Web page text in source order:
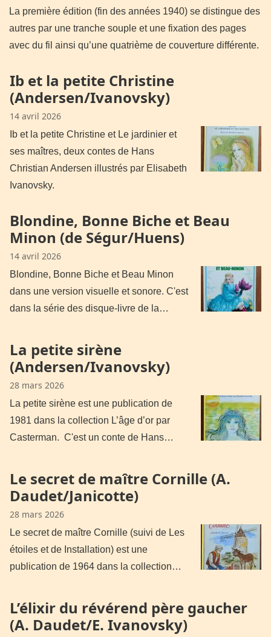
La première édition (fin des années 1940) se distingue des
autres par une tranche souple et une fixation des pages
avec du fil ainsi qu’une quatrième de couverture différente.
Ib et la petite Christine
(Andersen/Ivanovsky)
14 avril 2026
Ib et la petite Christine et Le jardinier et
ses maîtres, deux contes de Hans
Christian Andersen illustrés par Elisabeth
Ivanovsky.
Blondine, Bonne Biche et Beau
Minon (de Ségur/Huens)
14 avril 2026
Blondine, Bonne Biche et Beau Minon
dans une version visuelle et sonore. C'est
dans la série des disque-livre de la…
La petite sirène
(Andersen/Ivanovsky)
28 mars 2026
La petite sirène est une publication de
1981 dans la collection L’âge d’or par
Casterman. C'est un conte de Hans…
Le secret de maître Cornille (A.
Daudet/Janicotte)
28 mars 2026
Le secret de maître Cornille (suivi de Les
étoiles et de Installation) est une
publication de 1964 dans la collection…
L’élixir du révérend père gaucher
(A. Daudet/E. Ivanovsky)